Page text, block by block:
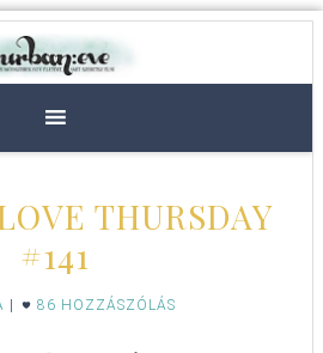
THURSDAY
#141
86 HOZZÁSZÓLÁS